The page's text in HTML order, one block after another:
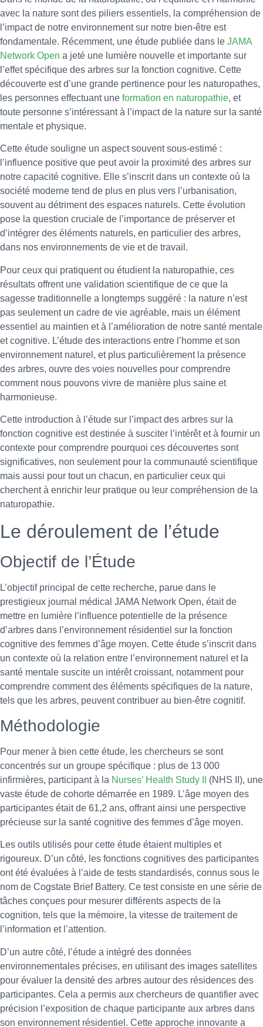
avec la nature sont des piliers essentiels, la compréhension de
l’impact de notre environnement sur notre bien-être est
fondamentale. Récemment, une étude publiée dans le JAMA
Network Open a jeté une lumière nouvelle et importante sur
l’effet spécifique des arbres sur la fonction cognitive. Cette
découverte est d’une grande pertinence pour les naturopathes,
les personnes effectuant une formation en naturopathie, et
toute personne s’intéressant à l’impact de la nature sur la santé
mentale et physique.
Cette étude souligne un aspect souvent sous-estimé :
l’influence positive que peut avoir la proximité des arbres sur
notre capacité cognitive. Elle s’inscrit dans un contexte où la
société moderne tend de plus en plus vers l’urbanisation,
souvent au détriment des espaces naturels. Cette évolution
pose la question cruciale de l’importance de préserver et
d’intégrer des éléments naturels, en particulier des arbres,
dans nos environnements de vie et de travail.
Pour ceux qui pratiquent ou étudient la naturopathie, ces
résultats offrent une validation scientifique de ce que la
sagesse traditionnelle a longtemps suggéré : la nature n’est
pas seulement un cadre de vie agréable, mais un élément
essentiel au maintien et à l’amélioration de notre santé mentale
et cognitive. L’étude des interactions entre l’homme et son
environnement naturel, et plus particulièrement la présence
des arbres, ouvre des voies nouvelles pour comprendre
comment nous pouvons vivre de manière plus saine et
harmonieuse.
Cette introduction à l’étude sur l’impact des arbres sur la
fonction cognitive est destinée à susciter l’intérêt et à fournir un
contexte pour comprendre pourquoi ces découvertes sont
significatives, non seulement pour la communauté scientifique
mais aussi pour tout un chacun, en particulier ceux qui
cherchent à enrichir leur pratique ou leur compréhension de la
naturopathie.
Le déroulement de l’étude
Objectif de l’Étude
L’objectif principal de cette recherche, parue dans le
prestigieux journal médical JAMA Network Open, était de
mettre en lumière l’influence potentielle de la présence
d’arbres dans l’environnement résidentiel sur la fonction
cognitive des femmes d’âge moyen. Cette étude s’inscrit dans
un contexte où la relation entre l’environnement naturel et la
santé mentale suscite un intérêt croissant, notamment pour
comprendre comment des éléments spécifiques de la nature,
tels que les arbres, peuvent contribuer au bien-être cognitif.
Méthodologie
Pour mener à bien cette étude, les chercheurs se sont
concentrés sur un groupe spécifique : plus de 13 000
infirmières, participant à la Nurses’ Health Study II
(NHS II), une
vaste étude de cohorte démarrée en 1989. L’âge moyen des
participantes était de 61,2 ans, offrant ainsi une perspective
précieuse sur la santé cognitive des femmes d’âge moyen.
Les outils utilisés pour cette étude étaient multiples et
rigoureux. D’un côté, les fonctions cognitives des participantes
ont été évaluées à l’aide de tests standardisés, connus sous le
nom de Cogstate Brief Battery. Ce test consiste en une série de
tâches conçues pour mesurer différents aspects de la
cognition, tels que la mémoire, la vitesse de traitement de
l’information et l’attention.
D’un autre côté, l’étude a intégré des données
environnementales précises, en utilisant des images satellites
pour évaluer la densité des arbres autour des résidences des
participantes. Cela a permis aux chercheurs de quantifier avec
précision l’exposition de chaque participante aux arbres dans
son environnement résidentiel. Cette approche innovante a